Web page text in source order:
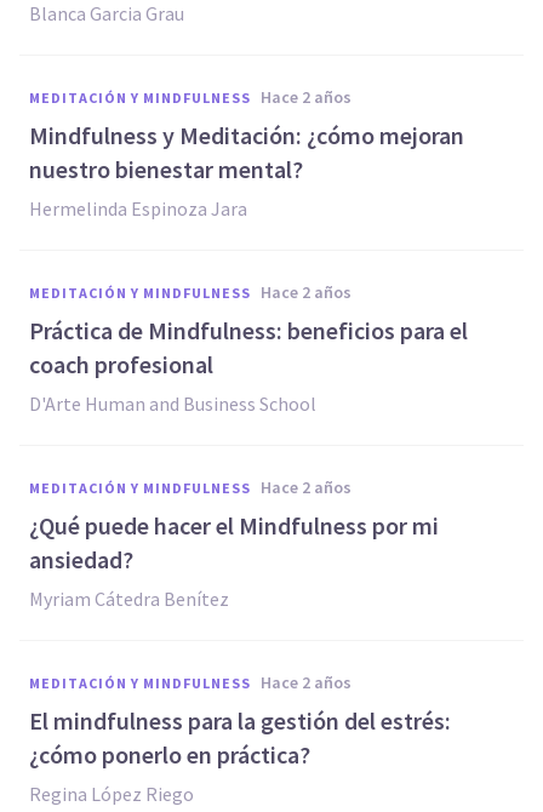
Blanca Garcia Grau
MEDITACIÓN Y MINDFULNESS hace 2 años
Mindfulness y Meditación: ¿cómo mejoran
nuestro bienestar mental?
Hermelinda Espinoza Jara
MEDITACIÓN Y MINDFULNESS hace 2 años
Práctica de Mindfulness: beneficios para el
coach profesional
D'Arte Human and Business School
MEDITACIÓN Y MINDFULNESS hace 2 años
¿Qué puede hacer el Mindfulness por mi
ansiedad?
Myriam Cátedra Benítez
MEDITACIÓN Y MINDFULNESS hace 2 años
El mindfulness para la gestión del estrés:
¿cómo ponerlo en práctica?
Regina López Riego